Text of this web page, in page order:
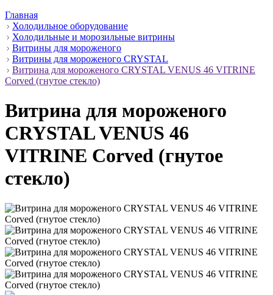
Главная
Холодильное оборудование
Холодильные и морозильные витрины
Витрины для мороженого
Витрины для мороженого CRYSTAL
Витрина для мороженого CRYSTAL VENUS 46 VITRINE
Corved (гнутое стекло)
Витрина для мороженого
CRYSTAL VENUS 46
VITRINE Corved (гнутое
стекло)